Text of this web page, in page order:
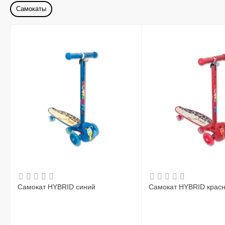
Самокаты
Самокат HYBRID синий Самокат HYBRID